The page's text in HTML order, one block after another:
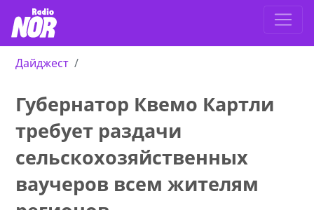
Дайджест
Губернатор Квемо Картли
требует раздачи
сельскохозяйственных
ваучеров всем жителям